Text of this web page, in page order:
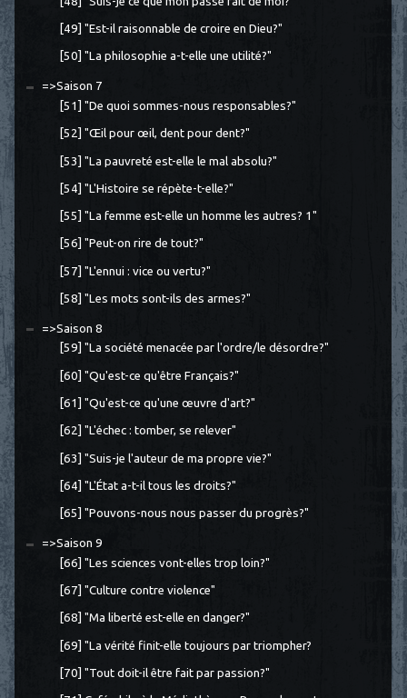
[49] "Est-il raisonnable de croire en Dieu?"
[50] "La philosophie a-t-elle une utilité?"
=>Saison 7
[51] "De quoi sommes-nous responsables?"
[52] "Œil pour œil, dent pour dent?"
[53] "La pauvreté est-elle le mal absolu?"
[54] "L'Histoire se répète-t-elle?"
[55] "La femme est-elle un homme les autres? 1"
[56] "Peut-on rire de tout?"
[57] "L'ennui : vice ou vertu?"
[58] "Les mots sont-ils des armes?"
=>Saison 8
[59] "La société menacée par l'ordre/le désordre?"
[60] "Qu'est-ce qu'être Français?"
[61] "Qu'est-ce qu'une œuvre d'art?"
[62] "L'échec : tomber, se relever"
[63] "Suis-je l'auteur de ma propre vie?"
[64] "L'État a-t-il tous les droits?"
[65] "Pouvons-nous nous passer du progrès?"
=>Saison 9
[66] "Les sciences vont-elles trop loin?"
[67] "Culture contre violence"
[68] "Ma liberté est-elle en danger?"
[69] "La vérité finit-elle toujours par triompher?
[70] "Tout doit-il être fait par passion?"